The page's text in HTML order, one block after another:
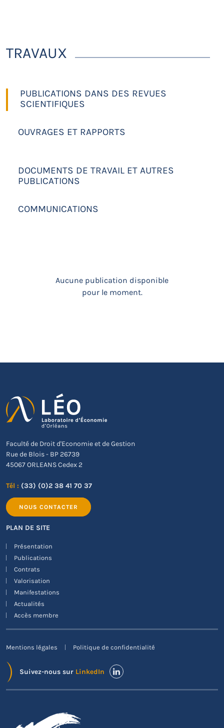
TRAVAUX
PUBLICATIONS DANS DES REVUES
SCIENTIFIQUES
OUVRAGES ET RAPPORTS
DOCUMENTS DE TRAVAIL ET AUTRES
PUBLICATIONS
COMMUNICATIONS
Aucune publication disponible
pour le moment.
Faculté de Droit d'Economie et de Gestion
Rue de Blois - BP 26739
45067 ORLEANS Cedex 2
Tél : (33) (0)2 38 41 70 37
NOUS CONTACTER
PLAN DE SITE
Présentation
Publications
Contrats
Valorisation
Manifestations
Actualités
Accès membre
Mentions légales Politique de confidentialité
Suivez-nous sur LinkedIn